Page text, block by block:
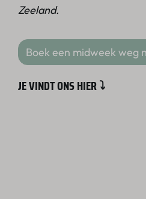
Zeeland.
Boek een midweek weg
JE VINDT ONS HIER ⤵